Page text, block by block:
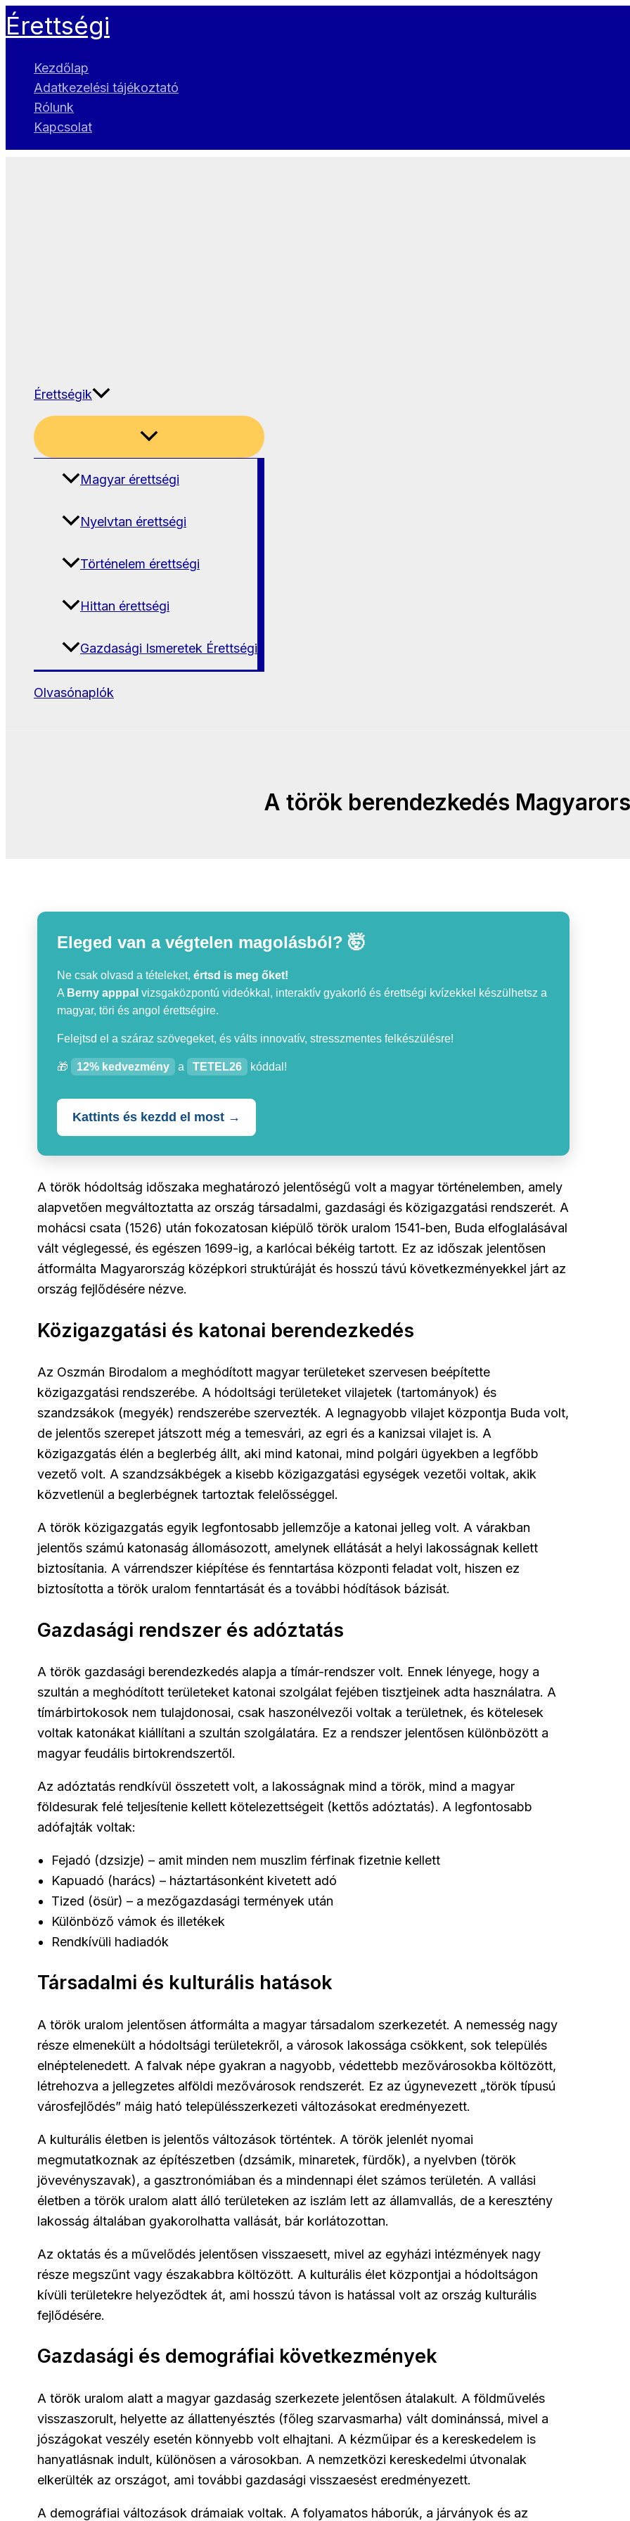
Skip
to
Érettségi
Kezdőlap
Adatkezelési tájékoztató
Rólunk
Kapcsolat
Érettségik
Magyar érettségi
Nyelvtan érettségi
Történelem érettségi
Hittan érettségi
Gazdasági Ismeretek Érettségi
Olvasónaplók
A török berendezkedés
Eleged van a végtelen magolásból? 🤯
Ne csak olvasd a tételeket, értsd is meg őket!
A Berny apppal vizsgaközpontú videókkal, interaktív gyakorló és érettségi kvízekkel készülhetsz a
magyar, töri és angol érettségire.
Felejtsd el a száraz szövegeket, és válts innovatív, stresszmentes felkészülésre!
🎁 12% kedvezmény a TETEL26 kóddal!
Kattints és kezdd el most →
A török hódoltság időszaka meghatározó jelentőségű volt a magyar történelemben, amely
alapvetően megváltoztatta az ország társadalmi, gazdasági és közigazgatási rendszerét. A
mohácsi csata (1526) után fokozatosan kiépülő török uralom 1541-ben, Buda elfoglalásával
vált véglegessé, és egészen 1699-ig, a karlócai békéig tartott. Ez az időszak jelentősen
átformálta Magyarország középkori struktúráját és hosszú távú következményekkel járt az
ország fejlődésére nézve.
Közigazgatási és katonai berendezkedés
Az Oszmán Birodalom a meghódított magyar területeket szervesen beépítette
közigazgatási rendszerébe. A hódoltsági területeket vilajetek (tartományok) és
szandzsákok (megyék) rendszerébe szervezték. A legnagyobb vilajet központja Buda volt,
de jelentős szerepet játszott még a temesvári, az egri és a kanizsai vilajet is. A
közigazgatás élén a beglerbég állt, aki mind katonai, mind polgári ügyekben a legfőbb
vezető volt. A szandzsákbégek a kisebb közigazgatási egységek vezetői voltak, akik
közvetlenül a beglerbégnek tartoztak felelősséggel.
A török közigazgatás egyik legfontosabb jellemzője a katonai jelleg volt. A várakban
jelentős számú katonaság állomásozott, amelynek ellátását a helyi lakosságnak kellett
biztosítania. A várrendszer kiépítése és fenntartása központi feladat volt, hiszen ez
biztosította a török uralom fenntartását és a további hódítások bázisát.
Gazdasági rendszer és adóztatás
A török gazdasági berendezkedés alapja a tímár-rendszer volt. Ennek lényege, hogy a
szultán a meghódított területeket katonai szolgálat fejében tisztjeinek adta használatra. A
tímárbirtokosok nem tulajdonosai, csak haszonélvezői voltak a területnek, és kötelesek
voltak katonákat kiállítani a szultán szolgálatára. Ez a rendszer jelentősen különbözött a
magyar feudális birtokrendszertől.
Az adóztatás rendkívül összetett volt, a lakosságnak mind a török, mind a magyar
földesurak felé teljesítenie kellett kötelezettségeit (kettős adóztatás). A legfontosabb
adófajták voltak:
Fejadó (dzsizje) – amit minden nem muszlim férfinak fizetnie kellett
Kapuadó (harács) – háztartásonként kivetett adó
Tized (ösür) – a mezőgazdasági termények után
Különböző vámok és illetékek
Rendkívüli hadiadók
Társadalmi és kulturális hatások
A török uralom jelentősen átformálta a magyar társadalom szerkezetét. A nemesség nagy
része elmenekült a hódoltsági területekről, a városok lakossága csökkent, sok település
elnéptelenedett. A falvak népe gyakran a nagyobb, védettebb mezővárosokba költözött,
létrehozva a jellegzetes alföldi mezővárosok rendszerét. Ez az úgynevezett „török típusú
városfejlődés” máig ható településszerkezeti változásokat eredményezett.
A kulturális életben is jelentős változások történtek. A török jelenlét nyomai
megmutatkoznak az építészetben (dzsámik, minaretek, fürdők), a nyelvben (török
jövevényszavak), a gasztronómiában és a mindennapi élet számos területén. A vallási
életben a török uralom alatt álló területeken az iszlám lett az államvallás, de a keresztény
lakosság általában gyakorolhatta vallását, bár korlátozottan.
Az oktatás és a művelődés jelentősen visszaesett, mivel az egyházi intézmények nagy
része megszűnt vagy északabbra költözött. A kulturális élet központjai a hódoltságon
kívüli területekre helyeződtek át, ami hosszú távon is hatással volt az ország kulturális
fejlődésére.
Gazdasági és demográfiai következmények
A török uralom alatt a magyar gazdaság szerkezete jelentősen átalakult. A földművelés
visszaszorult, helyette az állattenyésztés (főleg szarvasmarha) vált dominánssá, mivel a
jószágokat veszély esetén könnyebb volt elhajtani. A kézműipar és a kereskedelem is
hanyatlásnak indult, különösen a városokban. A nemzetközi kereskedelmi útvonalak
elkerülték az országot, ami további gazdasági visszaesést eredményezett.
A demográfiai változások drámaiak voltak. A folyamatos háborúk, a járványok és az